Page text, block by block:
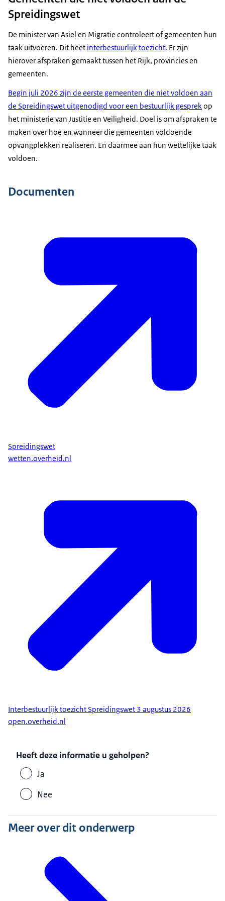
Spreidingswet
De minister van Asiel en Migratie controleert of gemeenten hun
taak uitvoeren. Dit heet interbestuurlijk toezicht. Er zijn
hierover afspraken gemaakt tussen het Rijk, provincies en
gemeenten.
Begin juli 2026 zijn de eerste gemeenten die niet voldoen aan
de Spreidingswet uitgenodigd voor een bestuurlijk gesprekop
het ministerie van Justitie en Veiligheid. Doel is om afspraken te
maken over hoe en wanneer die gemeenten voldoende
opvangplekken realiseren. En daarmee aan hun wettelijke taak
voldoen.
Documenten
Spreidingswet
wetten.overheid.nl
Interbestuurlijk toezicht Spreidingswet 3 augustus 2026
open.overheid.nl
Heeft deze informatie u geholpen?
Ja
Nee
Meer over dit onderwerp